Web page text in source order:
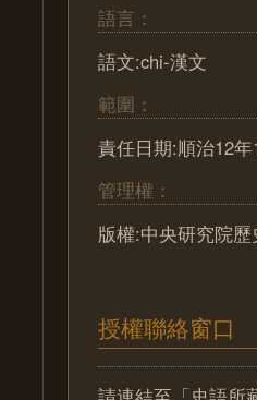
語言：
語文:chi-漢文
範圍：
責任日期:順治12年
管理權：
版權:中央研究院
授權聯絡窗口